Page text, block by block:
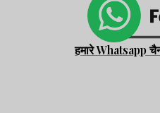
हमारे Whatsapp